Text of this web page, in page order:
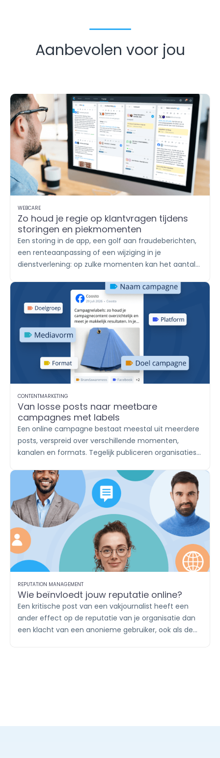
Aanbevolen voor jou
WEBCARE
Zo houd je regie op klantvragen tijdens
storingen en piekmomenten
Een storing in de app, een golf aan fraudeberichten,
een renteaanpassing of een wijziging in je
dienstverlening: op zulke momenten kan het aantal
stuurt een WhatsApp-bericht, een ander reageert
onder een socialmediapost en weer een ander
plaatst een review. MetEngagebreng je alle
berichten samen, verdeel je het werk onder teams
en help je klanten met een duidelijk en consistent
CONTENTMARKETING
Van losse posts naar meetbare
campagnes met labels
Een online campagne bestaat meestal uit meerdere
posts, verspreid over verschillende momenten,
kanalen en formats. Tegelijk publiceren organisaties
inhakers, vacatures en klantverhalen. Met labels
breng je die content onder in herkenbare groepen. Zo
houd je inPublish overzicht en zie je in
Report
afzonderlijk wat iedere campagne of ieder
contentthema oplevert.
REPUTATION MANAGEMENT
Wie beïnvloedt jouw reputatie online?
Een kritische post van een vakjournalist heeft een
ander effect op de reputatie van je organisatie dan
een klacht van een anonieme gebruiker, ook als de